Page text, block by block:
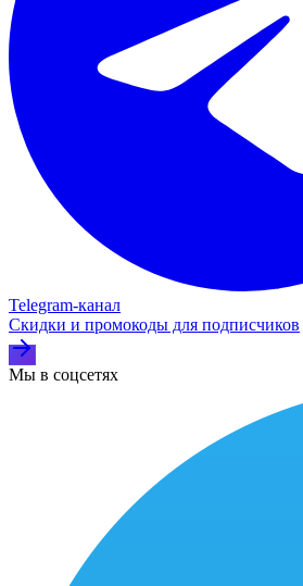
Telegram‑канал
Скидки и промокоды для подписчиков
Мы в соцсетях